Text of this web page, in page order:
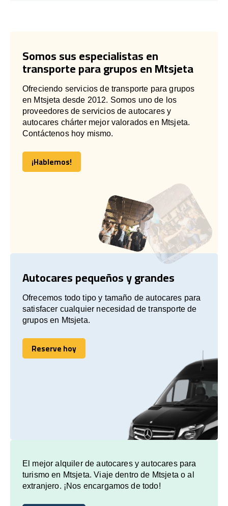
Somos sus especialistas en
transporte para grupos en Mtsjeta
Ofreciendo servicios de transporte para grupos
en Mtsjeta desde 2012. Somos uno de los
proveedores de servicios de autocares y
autocares chárter mejor valorados en Mtsjeta.
Contáctenos hoy mismo.
¡Hablemos!
¡Hablemos!
Autocares pequeños y grandes
Ofrecemos todo tipo y tamaño de autocares para
satisfacer cualquier necesidad de transporte de
grupos en Mtsjeta.
Reserve hoy
Reserve hoy
El mejor alquiler de autocares y autocares para
turismo en Mtsjeta. Viaje dentro de Mtsjeta o al
extranjero. ¡Nos encargamos de todo!